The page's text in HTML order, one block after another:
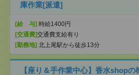
庫作業[派遣]
[給 与] 時給1400円
[交通費]交通費支給有り
[勤務地] 北上尾駅から徒歩13分
【座り＆手作業中心】香水shop